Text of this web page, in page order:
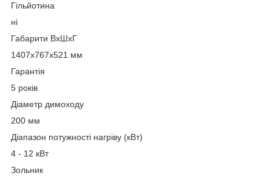
Гільйотина
ні
Габарити ВxШxГ
1407х767х521 мм
Гарантія
5 років
Діаметр димоходу
200 мм
Діапазон потужності нагріву (кВт)
4 - 12 кВт
Зольник